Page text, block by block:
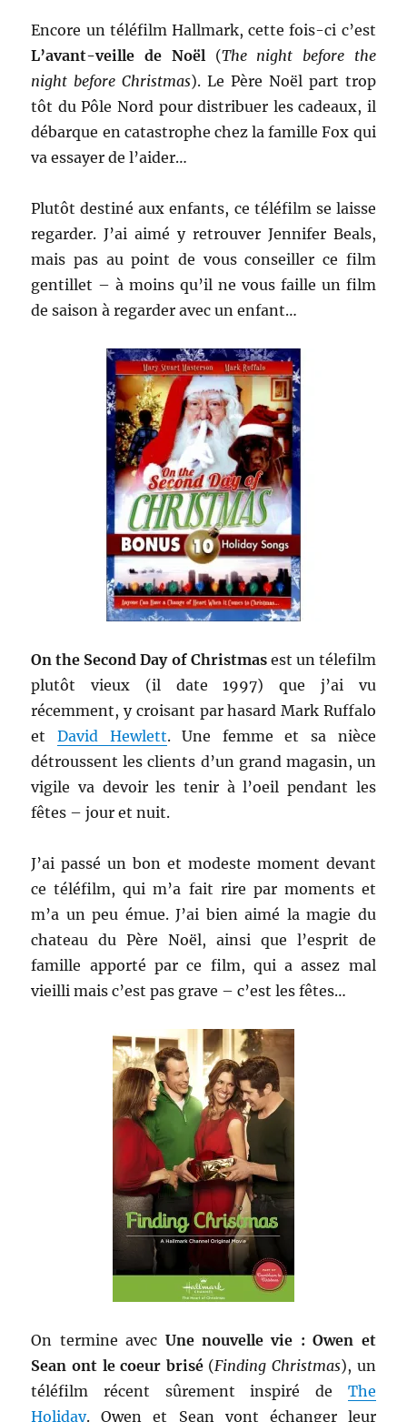
Encore un téléfilm Hallmark, cette fois-ci c’est
L’avant-veille de Noël(The night before the
night before Christmas). Le Père Noël part trop
tôt du Pôle Nord pour distribuer les cadeaux, il
débarque en catastrophe chez la famille Fox qui
va essayer de l’aider…
Plutôt destiné aux enfants, ce téléfilm se laisse
regarder. J’ai aimé y retrouver Jennifer Beals,
mais pas au point de vous conseiller ce film
gentillet – à moins qu’il ne vous faille un film
de saison à regarder avec un enfant…
On the Second Day of Christmasest un télefilm
plutôt vieux (il date 1997) que j’ai vu
récemment, y croisant par hasard Mark Ruffalo
etDavid Hewlett. Une femme et sa nièce
détroussent les clients d’un grand magasin, un
vigile va devoir les tenir à l’oeil pendant les
fêtes – jour et nuit.
J’ai passé un bon et modeste moment devant
ce téléfilm, qui m’a fait rire par moments et
m’a un peu émue. J’ai bien aimé la magie du
chateau du Père Noël, ainsi que l’esprit de
famille apporté par ce film, qui a assez mal
vieilli mais c’est pas grave – c’est les fêtes…
On termine avec Une nouvelle vie : Owen et
Sean ont le coeur brisé(Finding Christmas), un
téléfilm récent sûrement inspiré de The
Holiday. Owen et Sean vont échanger leur